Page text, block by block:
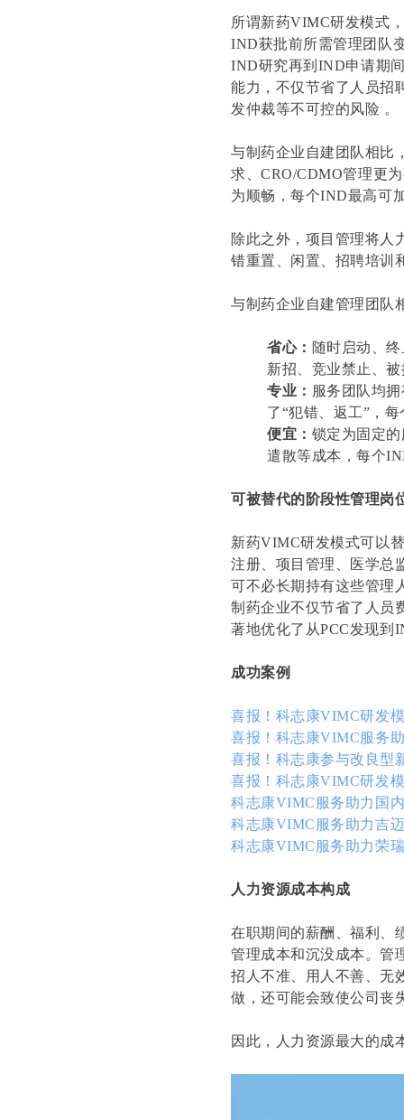
所谓新药VIMC研发模式
IND获批前所需管理团队
IND研究再到IND申请期
能力，不仅节省了人员招
发仲裁等不可控的风险 。
与制药企业自建团队相比
求、CRO/CDMO管理更
为顺畅，每个IND最高可
除此之外，项目管理将人
错重置、闲置、招聘培训
与制药企业自建管理团队
省心： 随时启动、
新招、竞业禁止、
专业： 服务团队均
了“犯错、返工”，
便宜： 锁定为固定
遣散等成本，每个
可被替代的阶段性管理岗
新药VIMC研发模式可以
注册、项目管理、医学总
可不必长期持有这些管理
制药企业不仅节省了人员
著地优化了从PCC发现到
成功案例
喜报！科志康VIMC研发
喜报！科志康VIMC服务
喜报！科志康参与改良型
喜报！科志康VIMC研发
科志康VIMC服务助力国
科志康VIMC服务助力吉
科志康VIMC服务助力荣
人力资源成本构成
在职期间的薪酬、福利、
管理成本和沉没成本。管
招人不准、用人不善、无
做，还可能会致使公司丧
因此，人力资源最大的成